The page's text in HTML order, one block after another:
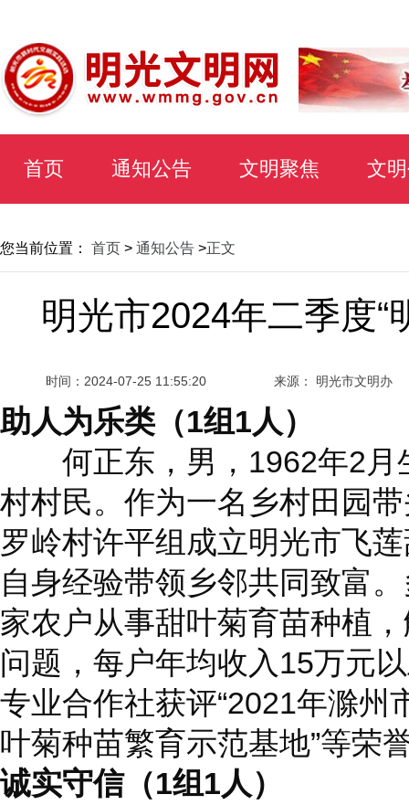
首页 通知公告 文明聚焦 文
您当前位置： 首页 > 通知公告 >正文
明光市2024年二季度“
时间： 2024-07-25 11:55:20 来源： 明光市文明办
助人为乐类（1组1人）
何正东，男，1962年2月
村村民。作为一名乡村田园
罗岭村许平组成立明光市飞
自身经验带领乡邻共同致富
家农户从事甜叶菊育苗种植
问题，每户年均收入15万元
专业合作社获评“2021年滁州
叶菊种苗繁育示范基地”等荣
诚实守信（1组1人）